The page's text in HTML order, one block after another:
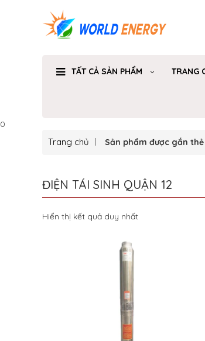
TẤT CẢ SẢN PHẨM TRANG
0
Trang chủ Sản phẩm được gắn
ĐIỆN TÁI SINH QUẬN 12
Hiển thị kết quả duy nhất